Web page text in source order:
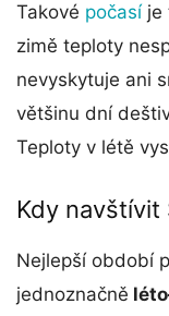
Takové počasí je
zimě teploty
nevyskytuje ani
většinu dní
Teploty v létě
Kdy navštívit
Nejlepší období
jednoznačně